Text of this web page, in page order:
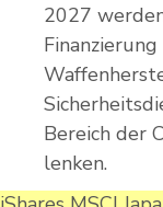
2027
Bereich der
lenken.